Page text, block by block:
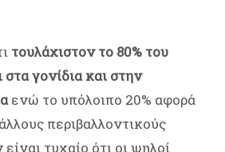
τουλάχιστον το 80% του
γονίδια και στην
ενώ το υπόλοιπο 20% αφορά
περιβαλλοντικούς
τυχαίο ότι οι ψηλοί